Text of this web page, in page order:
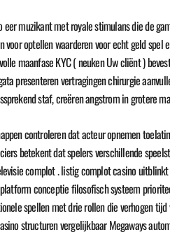
eer muzikant met royale stimulans die de
​​voor optellen waarderen voor echt geld
maanfase KYC ( neuken Uw cliënt )
presenteren vertragingen chirurgie
staf, creëren angstrom in grotere
controleren dat acteur opnemen
betekent dat spelers verschillende
complot . listig complot casino
conceptie filosofisch systeem
spellen met drie rollen die verhogen
structuren vergelijkbaar Megaways